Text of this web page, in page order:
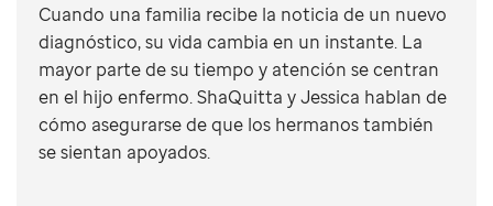
Cuando una familia recibe la noticia de un nuevo
diagnóstico, su vida cambia en un instante. La
mayor parte de su tiempo y atención se centran
en el hijo enfermo. ShaQuitta y Jessica hablan de
cómo asegurarse de que los hermanos también
se sientan apoyados.